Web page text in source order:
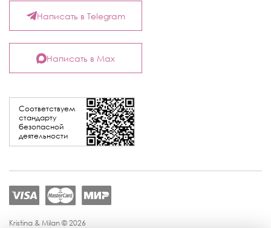
Соответствуем
стандарту
безопасной
деятельности
Написать в Telegram
Написать в Max
Kristina & Milan © 2026